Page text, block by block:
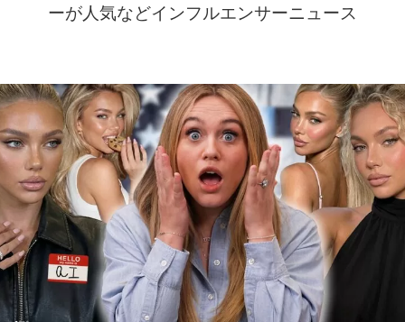
ーが人気などインフルエンサーニュース